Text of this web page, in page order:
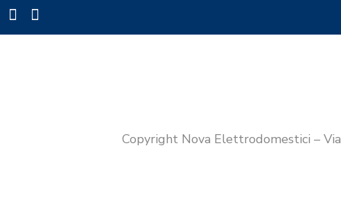
Copyright Nova Elettrodomestici –